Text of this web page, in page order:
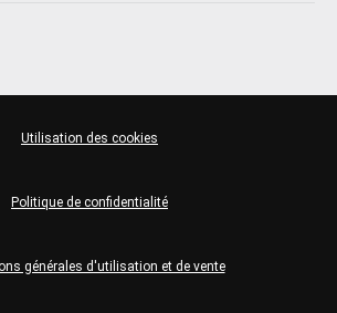
générales d'utilisation et de vente
Politique de confidentialité
Utilisation des cookies